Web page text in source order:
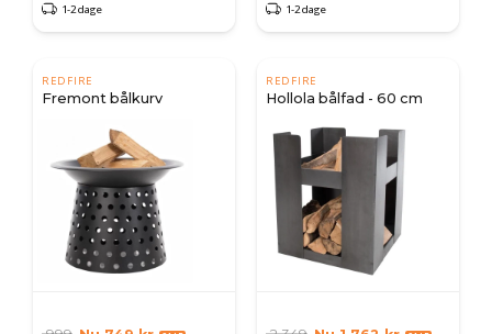
1-2 dage 1-2 dage
REDFIRE
Fremont bålkurv
REDFIRE
Hollola bålfad - 60 cm